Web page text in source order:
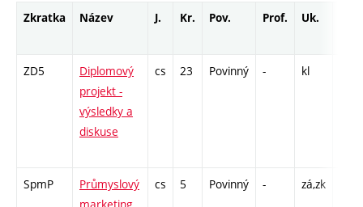
Zkratka Název J. Kr. Pov. Prof. Uk.
ZD5
Diplomový
projekt -
výsledky a
diskuse
cs 23 Povinný - kl
SpmP
Průmyslový
cs 5 Povinný - zá,zk